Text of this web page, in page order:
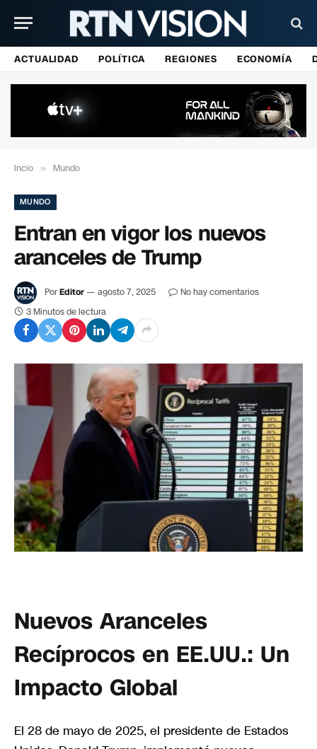
ACTUALIDAD POLÍTICA REGIONES ECONOMÍA
Incio » Mundo
MUNDO
Entran en vigor los nuevos
aranceles de Trump
PorEditor agosto 7, 2025
No hay comentarios
3 Minutos de lectura
Nuevos Aranceles
Recíprocos en EE.UU.: Un
Impacto Global
El 28 de mayo de 2025, el presidente de Estados